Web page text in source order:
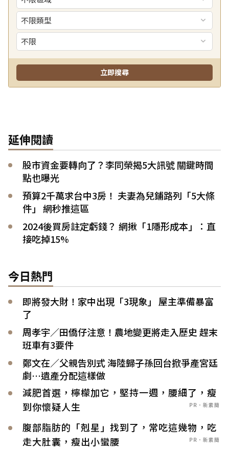
延伸閱讀
股市資金要轉向了？李同榮揭5大訊號 關鍵時間
點也曝光
預算2千萬求台中3房！ 夫妻為兒鋪路列「5大條
件」 網秒推這區
2024後買房註定虧錢？ 網揪「1隱形成本」：直
接吃掉15%
今日熱門
即將發大財！家中出現「3現象」 屋主準備暴富
了
周孝宇／田僑仔注意！農地變更將走入歷史 趕末
班車有3要件
鄭文在／父親告別式 海陸歸子孫回台掀爭產宮廷
劇…遺產分配這樣做
減肥首選，檸檬加它，堅持一週，腰細了，瘦
到你懷疑人生
PR．新素簡
腹部脂肪的「剋星」找到了，常吃這幾物，吃
走大肚囊，瘦出小蠻腰
PR．新素簡